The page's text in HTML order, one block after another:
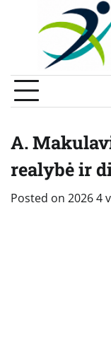
A.
realybė ir
Posted on 2026 4